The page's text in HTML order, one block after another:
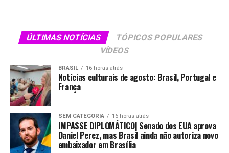
ÚLTIMAS NOTÍCIAS
TÓPICOS POPULARES
VÍDEOS
BRASIL 16 horas atrás
Notícias culturais de agosto: Brasil, Portugal e
França
SEM CATEGORIA 16 horas atrás
IMPASSE DIPLOMÁTICO| Senado dos EUA aprova
Daniel Perez, mas Brasil ainda não autoriza novo
embaixador em Brasília